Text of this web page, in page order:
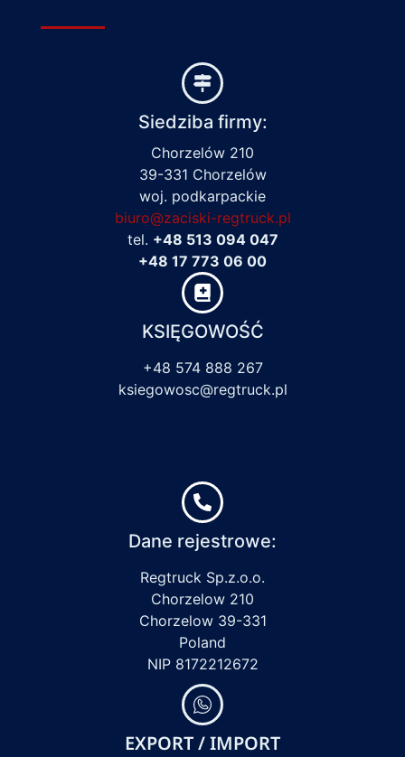
Siedziba firmy:
Chorzelów 210
39-331 Chorzelów
woj. podkarpackie
biuro@zaciski-regtruck.pl
tel. +48 513 094 047
+48 17 773 06 00
KSIĘGOWOŚĆ
+48 574 888 267
ksiegowosc@regtruck.pl
Dane rejestrowe:
Regtruck Sp.z.o.o.
Chorzelow 210
Chorzelow 39-331
Poland
NIP 8172212672
EXPORT / IMPORT